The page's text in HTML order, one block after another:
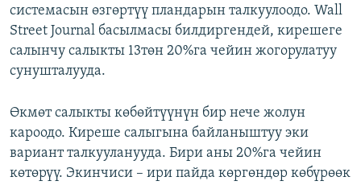
системасын өзгөртүү пландарын талкуулоодо. Wall
Street Journal басылмасы билдиргендей, кирешеге
салынчу салыкты 13төн 20%га чейин жогорулатуу
сунушталууда.
Өкмөт салыкты көбөйтүүнүн бир нече жолун
кароодо. Киреше салыгына байланыштуу эки
вариант талкууланууда. Бири аны 20%га чейин
көтөрүү. Экинчиси – ири пайда көргөндөр көбүрөөк